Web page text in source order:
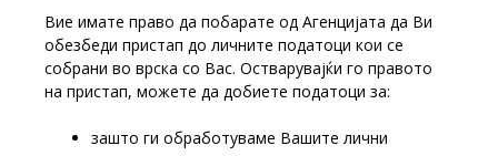
Вие имате право да побарате од Агенцијата да Ви
обезбеди пристап до личните податоци кои се
собрани во врска со Вас. Остварувајќи го правото
на пристап, можете да добиете податоци за:
зашто ги обработуваме Вашите лични